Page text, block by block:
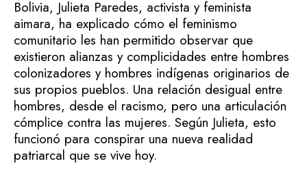
Bolivia, Julieta Paredes, activista y feminista
aimara, ha explicado cómo el feminismo
comunitario les han permitido observar que
existieron alianzas y complicidades entre hombres
colonizadores y hombres indígenas originarios de
sus propios pueblos. Una relación desigual entre
hombres, desde el racismo, pero una articulación
cómplice contra las mujeres. Según Julieta, esto
funcionó para conspirar una nueva realidad
patriarcal que se vive hoy.